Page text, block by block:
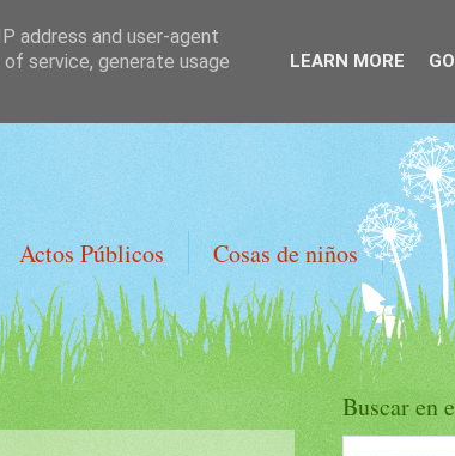
Actos Públicos Cosas de niños
Buscar en
address and user-agent
service, generate usage
LEARN MORE